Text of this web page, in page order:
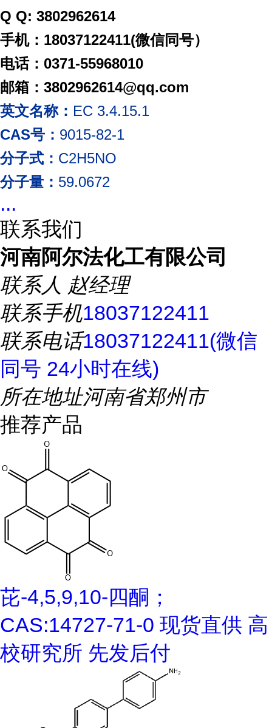
Q Q: 3802962614
手机： 18037122411(微信同号）
电话： 0371-55968010
邮箱： 3802962614@qq.com
英文名称： EC 3.4.15.1
CAS号： 9015-82-1
分子式： C2H5NO
分子量： 59.0672
...
联系我们
河南阿尔法化工有限公司
联系人 赵经理
联系手机18037122411
联系电话18037122411(微信
同号 24小时在线)
所在地址河南省郑州市
推荐产品
芘-4,5,9,10-四酮；
CAS:14727-71-0 现货直供 高
校研究所 先发后付